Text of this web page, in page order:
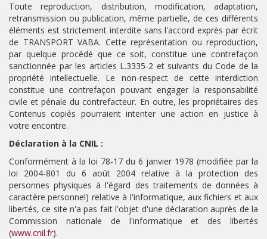
Toute reproduction, distribution, modification, adaptation,
retransmission ou publication, même partielle, de ces différents
éléments est strictement interdite sans l'accord exprès par écrit
de TRANSPORT VABA. Cette représentation ou reproduction,
par quelque procédé que ce soit, constitue une contrefaçon
sanctionnée par les articles L.3335-2 et suivants du Code de la
propriété intellectuelle. Le non-respect de cette interdiction
constitue une contrefaçon pouvant engager la responsabilité
civile et pénale du contrefacteur. En outre, les propriétaires des
Contenus copiés pourraient intenter une action en justice à
votre encontre.
Déclaration à la CNIL :
Conformément à la loi 78-17 du 6 janvier 1978 (modifiée par la
loi 2004-801 du 6 août 2004 relative à la protection des
personnes physiques à l'égard des traitements de données à
caractère personnel) relative à l'informatique, aux fichiers et aux
libertés, ce site n'a pas fait l'objet d'une déclaration auprès de la
Commission nationale de l'informatique et des libertés
(www.cnil.fr).